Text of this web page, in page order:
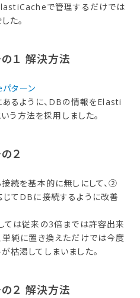
で管理するだけでは
た。
１ 解決方​法
ターン
あるように、DBの情報をElasti
う方法を採用しました。
２
続を基本的に無しにして、②
てDBに接続するように改善
ては従来の3倍までは許容出来
単純に置き換えただけでは今度
渇してしまいました。
２ 解決方​法